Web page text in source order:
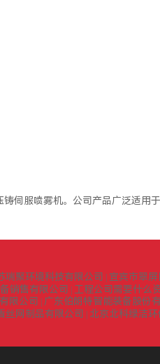
伺服喷雾机。公司产品广泛适用
瑞聚环境科技有限公司 宜宾市翠
销售有限公司
工程公司需要什么
限公司 广东伯朗特智能装备股份
丝网制品有限公司 北京北科绿洁